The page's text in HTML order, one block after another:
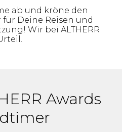
ab und kröne den
Deine Reisen und
Wir bei ALTHERR
Awards